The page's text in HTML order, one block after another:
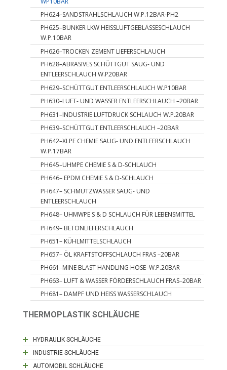
PH624–SANDSTRAHLSCHLAUCH W.P.12BAR-PH2
PH625–BUNKER LKW HEISSLUFTGEBLÄSSESCHLAUCH
W.P.10BAR
PH626–TROCKEN ZEMENT LIEFERSCHLAUCH
PH628–ABRASIVES SCHÜTTGUT SAUG- UND
ENTLEERSCHLAUCH W.P20BAR
PH629–SCHÜTTGUT ENTLEERSCHLAUCH W.P10BAR
PH630–LUFT- UND WASSER ENTLEERSCHLAUCH –20BAR
PH631–INDUSTRIE LUFTDRUCK SCHLAUCH W.P.20BAR
PH639–SCHÜTTGUT ENTLEERSCHLAUCH –20BAR
PH642–XLPE CHEMIE SAUG- UND ENTLEERSCHLAUCH
W.P.17BAR
PH645–UHMPE CHEMIE S & D-SCHLAUCH
PH646– EPDM CHEMIE S & D-SCHLAUCH
PH647– SCHMUTZWASSER SAUG- UND
ENTLEERSCHLAUCH
PH648– UHMWPE S & D SCHLAUCH FÜR LEBENSMITTEL
PH649– BETONLIEFERSCHLAUCH
PH651– KÜHLMITTELSCHLAUCH
PH657– ÖL KRAFTSTOFFSCHLAUCH FRAS –20BAR
PH661–MINE BLAST HANDLING HOSE–W.P.20BAR
PH663– LUFT & WASSER FÖRDERSCHLAUCH FRAS–20BAR
PH681– DAMPF UND HEISS WASSERSCHLAUCH
THERMOPLASTIK SCHLÄUCHE
HYDRAULIK SCHLÄUCHE
INDUSTRIE SCHLÄUCHE
AUTOMOBIL SCHLÄUCHE